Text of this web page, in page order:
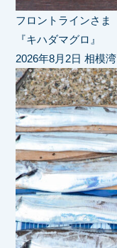
フロントラインさま
『キハダマグロ』
2026年8月2日 相模湾